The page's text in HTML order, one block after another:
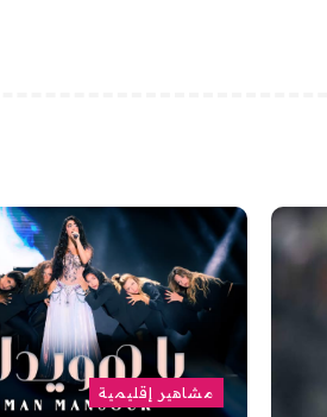
مشاهير إقليمية